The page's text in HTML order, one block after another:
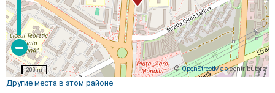
©OpenStreetMapcontributors
200 m
Другие места в этом районе